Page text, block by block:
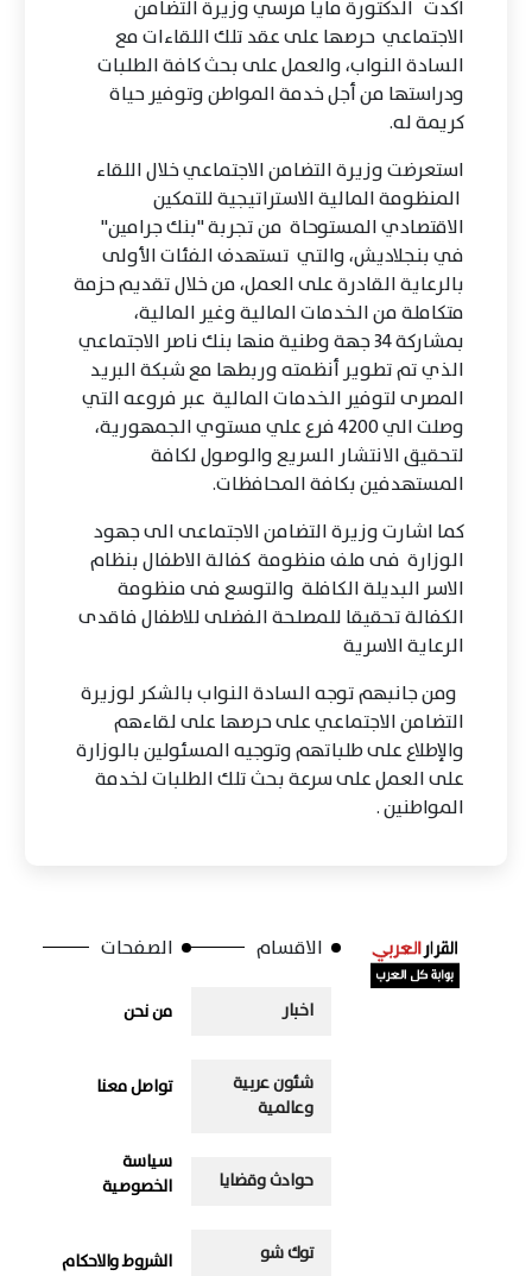
اكدت الدكتورة مايا مرسي وزيرة التضامن
الاجتماعي حرصها على عقد تلك اللقاءات مع
السادة النواب، والعمل على بحث كافة الطلبات
ودراستها من أجل خدمة المواطن وتوفير حياة
كريمة له.
استعرضت وزيرة التضامن الاجتماعي خلال اللقاء
المنظومة المالية الاستراتيجية للتمكين
الاقتصادي المستوحاة من تجربة "بنك جرامين"
في بنجلاديش، والتي تستهدف الفئات الأولى
بالرعاية القادرة على العمل، من خلال تقديم حزمة
متكاملة من الخدمات المالية وغير المالية،
بمشاركة 34 جهة وطنية منها بنك ناصر الاجتماعي
الذي تم تطوير أنظمته وربطها مع شبكة البريد
المصرى لتوفير الخدمات المالية عبر فروعه التي
وصلت الي 4200 فرع علي مستوي الجمهورية،
لتحقيق الانتشار السريع والوصول لكافة
المستهدفين بكافة المحافظات.
كما اشارت وزيرة التضامن الاجتماعى الى جهود
الوزارة فى ملف منظومة كفالة الاطفال بنظام
الاسر البديلة الكافلة والتوسع فى منظومة
الكفالة تحقيقا للمصلحة الفضلى للاطفال فاقدى
الرعاية الاسرية
ومن جانبهم توجه السادة النواب بالشكر لوزيرة
التضامن الاجتماعي على حرصها على لقاءهم
والإطلاع على طلباتهم وتوجيه المسئولين بالوزارة
على العمل على سرعة بحث تلك الطلبات لخدمة
المواطنين .
الاقسام
اخبار
شئون عربية
وعالمية
حوادث وقضايا
توك شو
الصفحات
من نحن
تواصل معنا
سياسة
الخصوصية
الشروط والاحكام